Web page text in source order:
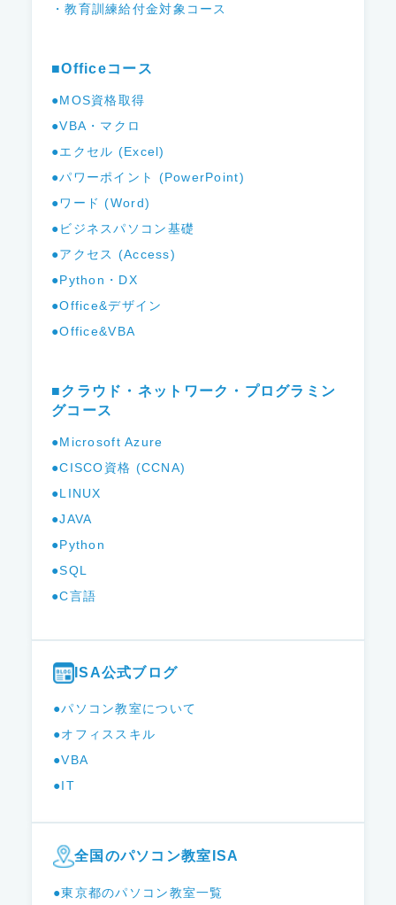
・教育訓練給付金対象コース
■Officeコース
●MOS資格取得
●VBA・マクロ
●エクセル (Excel)
●パワーポイント (PowerPoint)
●ワード (Word)
●ビジネスパソコン基礎
●アクセス (Access)
●Python・DX
●Office&デザイン
●Office&VBA
■クラウド・ネットワーク・プログラミン
グコース
●Microsoft Azure
●CISCO資格 (CCNA)
●LINUX
●JAVA
●Python
●SQL
●C言語
ISA公式ブログ
●パソコン教室について
●オフィススキル
●VBA
●IT
全国のパソコン教室ISA
●東京都のパソコン教室一覧